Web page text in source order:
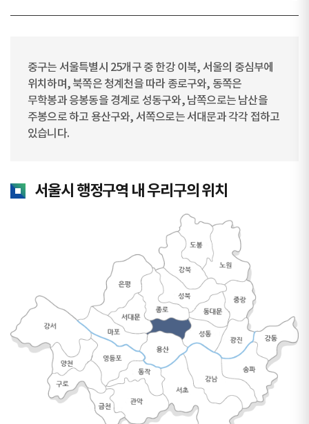
중구는 서울특별시 25개구 중 한강 이북, 서울의 중심부에
위치하며, 북쪽은 청계천을 따라 종로구와, 동쪽은
무학봉과 응봉동을 경계로 성동구와, 남쪽으로는 남산을
주봉으로 하고 용산구와, 서쪽으로는 서대문과 각각 접하고
있습니다.
서울시 행정구역 내 우리구의 위치